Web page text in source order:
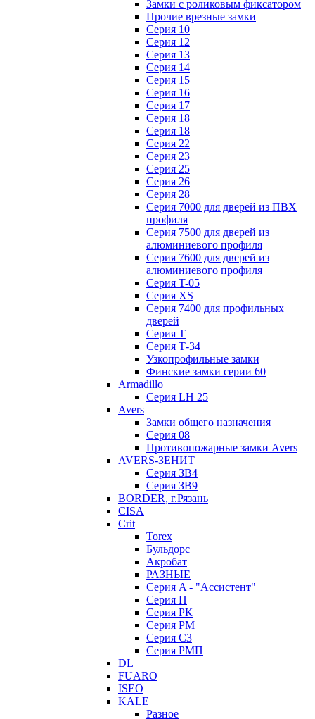
Замки с роликовым фиксатором
Прочие врезные замки
Серия 10
Серия 12
Серия 13
Серия 14
Серия 15
Серия 16
Серия 17
Серия 18
Серия 18
Серия 22
Серия 23
Серия 25
Серия 26
Серия 28
Серия 7000 для дверей из ПВХ
профиля
Серия 7500 для дверей из
алюминиевого профиля
Серия 7600 для дверей из
алюминиевого профиля
Серия T-05
Серия XS
Серия 7400 для профильных
дверей
Серия Т
Серия Т-34
Узкопрофильные замки
Финские замки серии 60
Armadillo
Серия LH 25
Avers
Замки общего назначения
Серия 08
Противопожарные замки Avers
AVERS-ЗЕНИТ
Серия ЗВ4
Серия ЗВ9
BORDER, г.Рязань
CISA
Crit
Torex
Бульдорс
Акробат
РАЗНЫЕ
Серия A - "Ассистент"
Серия П
Серия РК
Серия РМ
Серия С3
Серия РМП
DL
FUARO
ISEO
KALE
Разное